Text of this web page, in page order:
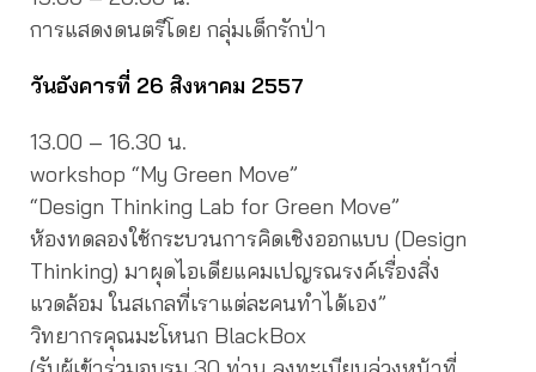
การแสดงดนตรีโดย กลุ่มเด็กรักป่า
วันอังคารที่ 26 สิงหาคม 2557
13.00 – 16.30 น.
workshop “My Green Move”
“Design Thinking Lab for Green Move”
ห้องทดลองใช้กระบวนการคิดเชิงออกแบบ (Design
Thinking) มาผุดไอเดียแคมเปญรณรงค์เรื่องสิ่ง
แวดล้อม ในสเกลที่เราแต่ละคนทำได้เอง”
วิทยากรคุณมะโหนก BlackBox